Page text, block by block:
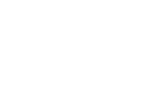
/ 7 /